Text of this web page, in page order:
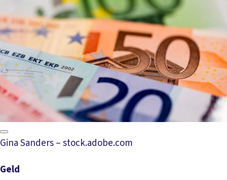
Gina Sanders – stock.adobe.com
Geld